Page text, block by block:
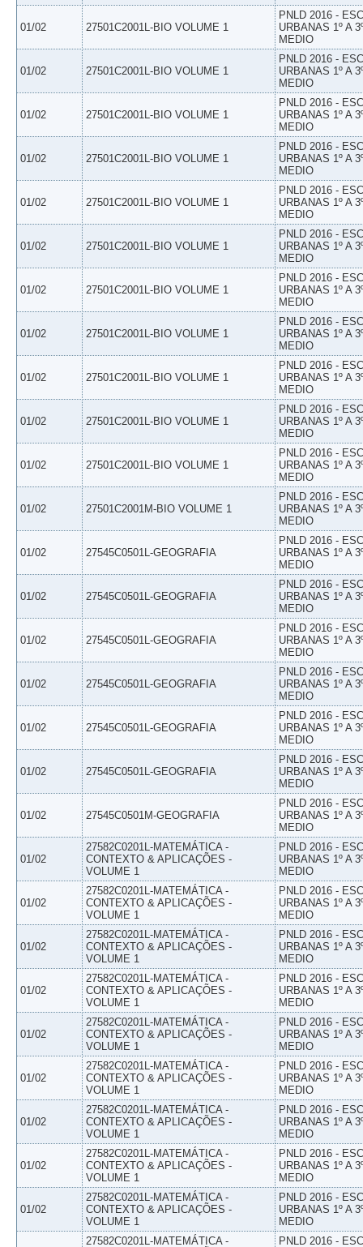
01/02 27501C2001L-BIO VOLUME 1
PNLD 2016 -
URBANAS 1º A
MEDIO
01/02 27501C2001L-BIO VOLUME 1
PNLD 2016 -
URBANAS 1º A
MEDIO
01/02 27501C2001L-BIO VOLUME 1
PNLD 2016 -
URBANAS 1º A
MEDIO
01/02 27501C2001L-BIO VOLUME 1
PNLD 2016 -
URBANAS 1º A
MEDIO
01/02 27501C2001L-BIO VOLUME 1
PNLD 2016 -
URBANAS 1º A
MEDIO
01/02 27501C2001L-BIO VOLUME 1
PNLD 2016 -
URBANAS 1º A
MEDIO
01/02 27501C2001L-BIO VOLUME 1
PNLD 2016 -
URBANAS 1º A
MEDIO
01/02 27501C2001L-BIO VOLUME 1
PNLD 2016 -
URBANAS 1º A
MEDIO
01/02 27501C2001L-BIO VOLUME 1
PNLD 2016 -
URBANAS 1º A
MEDIO
01/02 27501C2001L-BIO VOLUME 1
PNLD 2016 -
URBANAS 1º A
MEDIO
01/02 27501C2001L-BIO VOLUME 1
PNLD 2016 -
URBANAS 1º A
MEDIO
01/02 27501C2001M-BIO VOLUME 1
PNLD 2016 -
URBANAS 1º A
MEDIO
01/02 27545C0501L-GEOGRAFIA
PNLD 2016 -
URBANAS 1º A
MEDIO
01/02 27545C0501L-GEOGRAFIA
PNLD 2016 -
URBANAS 1º A
MEDIO
01/02 27545C0501L-GEOGRAFIA
PNLD 2016 -
URBANAS 1º A
MEDIO
01/02 27545C0501L-GEOGRAFIA
PNLD 2016 -
URBANAS 1º A
MEDIO
01/02 27545C0501L-GEOGRAFIA
PNLD 2016 -
URBANAS 1º A
MEDIO
01/02 27545C0501L-GEOGRAFIA
PNLD 2016 -
URBANAS 1º A
MEDIO
01/02 27545C0501M-GEOGRAFIA
PNLD 2016 -
URBANAS 1º A
MEDIO
01/02
27582C0201L-MATEMÁTICA -
CONTEXTO & APLICAÇÕES -
VOLUME 1
PNLD 2016 -
URBANAS 1º A
MEDIO
01/02
27582C0201L-MATEMÁTICA -
CONTEXTO & APLICAÇÕES -
VOLUME 1
PNLD 2016 -
URBANAS 1º A
MEDIO
01/02
27582C0201L-MATEMÁTICA -
CONTEXTO & APLICAÇÕES -
VOLUME 1
PNLD 2016 -
URBANAS 1º A
MEDIO
01/02
27582C0201L-MATEMÁTICA -
CONTEXTO & APLICAÇÕES -
VOLUME 1
PNLD 2016 -
URBANAS 1º A
MEDIO
01/02
27582C0201L-MATEMÁTICA -
CONTEXTO & APLICAÇÕES -
VOLUME 1
PNLD 2016 -
URBANAS 1º A
MEDIO
01/02
27582C0201L-MATEMÁTICA -
CONTEXTO & APLICAÇÕES -
VOLUME 1
PNLD 2016 -
URBANAS 1º A
MEDIO
01/02
27582C0201L-MATEMÁTICA -
CONTEXTO & APLICAÇÕES -
VOLUME 1
PNLD 2016 -
URBANAS 1º A
MEDIO
01/02
27582C0201L-MATEMÁTICA -
CONTEXTO & APLICAÇÕES -
VOLUME 1
PNLD 2016 -
URBANAS 1º A
MEDIO
01/02
27582C0201L-MATEMÁTICA -
CONTEXTO & APLICAÇÕES -
VOLUME 1
PNLD 2016 -
URBANAS 1º A
MEDIO
27582C0201L-MATEMÁTICA -
PNLD 2016 -